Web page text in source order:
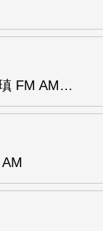
FM AM…